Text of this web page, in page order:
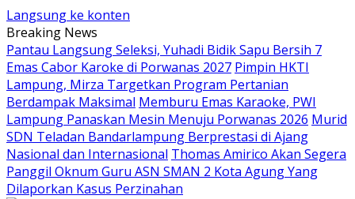
Langsung ke konten
Breaking News
Pantau Langsung Seleksi, Yuhadi Bidik Sapu Bersih 7
Emas Cabor Karoke di Porwanas 2027 Pimpin HKTI
Lampung, Mirza Targetkan Program Pertanian
Berdampak Maksimal Memburu Emas Karaoke, PWI
Lampung Panaskan Mesin Menuju Porwanas 2026 Murid
SDN Teladan Bandarlampung Berprestasi di Ajang
Nasional dan Internasional Thomas Amirico Akan Segera
Panggil Oknum Guru ASN SMAN 2 Kota Agung Yang
Dilaporkan Kasus Perzinahan